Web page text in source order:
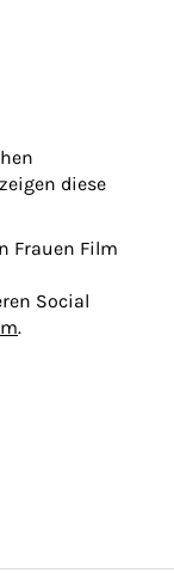
diese
Frauen Film
Social
.